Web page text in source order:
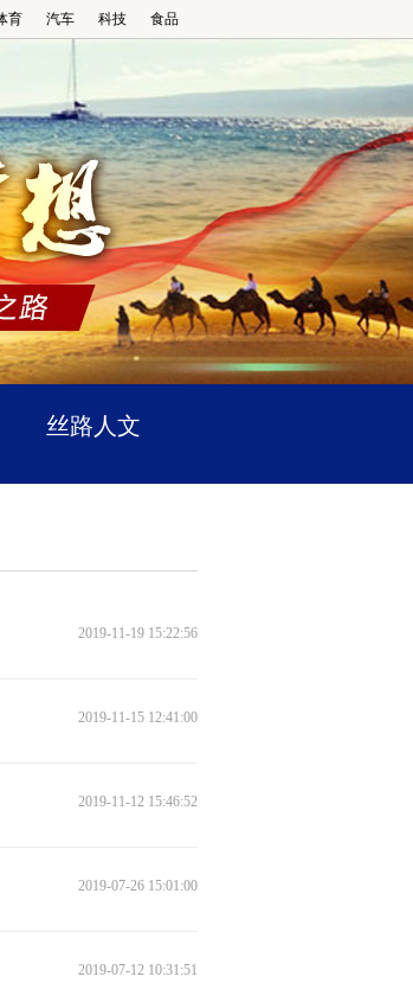
育 汽车 科技 食品
丝路人文
2019-11-19 15:22:56
2019-11-15 12:41:00
2019-11-12 15:46:52
2019-07-26 15:01:00
2019-07-12 10:31:51